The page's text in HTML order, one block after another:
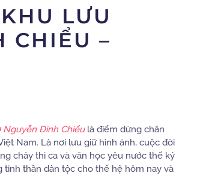
LƯU
CHIỂU –
Nguyễn Đình Chiểulà điểm dừng chân
Nam. Là nơi lưu giữ hình ảnh, cuộc đời
chảy thi ca và văn học yêu nước thế kỷ
tinh thần dân tộc cho thế hệ hôm nay và